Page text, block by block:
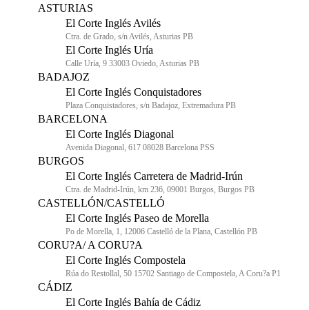
ASTURIAS
El Corte Inglés Avilés
Ctra. de Grado, s/n Avilés, Asturias PB
El Corte Inglés Uría
Calle Uría, 9 33003 Oviedo, Asturias PB
BADAJOZ
El Corte Inglés Conquistadores
Plaza Conquistadores, s/n Badajoz, Extremadura PB
BARCELONA
El Corte Inglés Diagonal
Avenida Diagonal, 617 08028 Barcelona PSS
BURGOS
El Corte Inglés Carretera de Madrid-Irún
Ctra. de Madrid-Irún, km 236, 09001 Burgos, Burgos PB
CASTELLÓN/CASTELLÓ
El Corte Inglés Paseo de Morella
Po de Morella, 1, 12006 Castelló de la Plana, Castellón PB
CORU?A/ A CORU?A
El Corte Inglés Compostela
Rúa do Restollal, 50 15702 Santiago de Compostela, A Coru?a P1
CÁDIZ
El Corte Inglés Bahía de Cádiz